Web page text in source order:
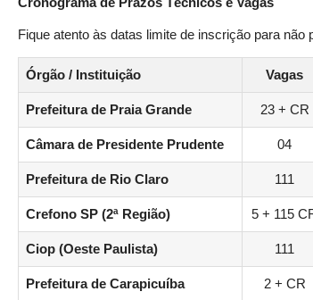
Fique atento às datas limite de inscrição para
Órgão / Instituição Vagas
Prefeitura de Praia Grande 23 + CR
Câmara de Presidente Prudente 04
Prefeitura de Rio Claro 111
Crefono SP (2ª Região) 5 + 115
Ciop (Oeste Paulista) 111
Prefeitura de Carapicuíba 2 + CR